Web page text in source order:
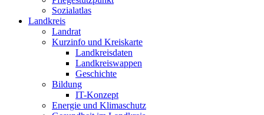
Sozialatlas
Landkreis
Landrat
Kurzinfo und Kreiskarte
Landkreisdaten
Landkreiswappen
Geschichte
Bildung
IT-Konzept
Energie und Klimaschutz